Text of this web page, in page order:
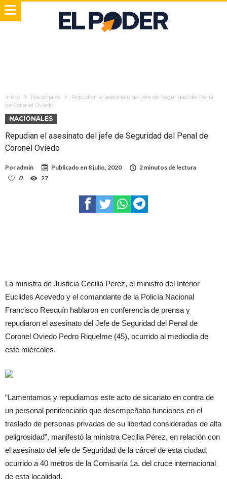
Inicio Nacionales
Repudian el asesinato del jefe de Seguridad del Penal
de Coronel Oviedo
NACIONALES
Repudian el asesinato del jefe de Seguridad del Penal de
Coronel Oviedo
Poradmin Publicado en 8 julio, 2020
2 minutos de lectura
0
27
La ministra de Justicia Cecilia Perez, el ministro del Interior
Euclides Acevedo y el comandante de la Policía Nacional
Francisco Resquín hablaron en conferencia de prensa y
repudiaron el asesinato del Jefe de Seguridad del Penal de
Coronel Oviedo Pedro Riquelme (45), ocurrido al mediodía de
este miércoles.
“Lamentamos y repudiamos este acto de sicariato en contra de
un personal penitenciario que desempeñaba funciones en el
traslado de personas privadas de su libertad consideradas de alta
peligrosidad”, manifestó la ministra Cecilia Pérez, en relación con
el asesinato del jefe de Seguridad de la cárcel de esta ciudad,
ocurrido a 40 metros de la Comisaría 1a. del cruce internacional
de esta localidad.